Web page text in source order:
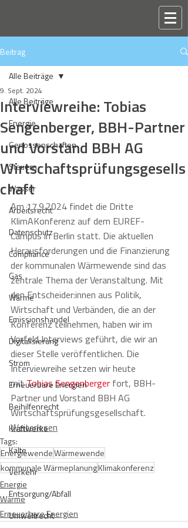
Beitrag
Alle Beiträge
Energie
Genossenschaften
Steuern
Wasser
Arbeitsrecht
Datenschutz
Compliance
Gas
Wärme
Emissionshandel
Digitalisierung
Strom
Erneuerbare Energien
Beihilfenrecht
Kraftwerke
Kälte
Verkehr
Entsorgung/Abfall
Umweltrecht
Alle Beiträge
Interviewreihe: Tobias
Sengenberger, BBH-Partner
und Vorstand BBH AG
Wirtschaftsprüfungsgesells
chaft
9. Sept. 2024
Am 17.9.2024 findet die Dritte
KlimAKonferenz auf dem EUREF-
Campus in Berlin statt. Die aktuellen
Herausforderungen und die Finanzierung
der kommunalen Wärmewende sind das
zentrale Thema der Veranstaltung. Mit
den Entscheider:innen aus Politik,
Wirtschaft und Verbänden, die an der
Konferenz teilnehmen, haben wir im
Vorfeld Interviews geführt, die wir an
dieser Stelle veröffentlichen. Die
Interviewreihe setzen wir heute
mit Tobias Sengenberger fort, BBH-
Partner und Vorstand BBH AG
Wirtschaftsprüfungsgesellschaft.
Weiterlesen
Tags:
EnergiewendeWärmewende
kommunale WärmeplanungKlimakonferenz
Energie
Wärme
Erneuerbare Energien